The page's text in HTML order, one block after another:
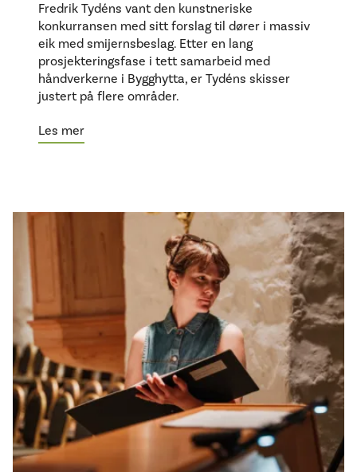
Fredrik Tydéns vant den kunstneriske
konkurransen med sitt forslag til dører i massiv
eik med smijernsbeslag. Etter en lang
prosjekteringsfase i tett samarbeid med
håndverkerne i Bygghytta, er Tydéns skisser
justert på flere områder.
Les mer